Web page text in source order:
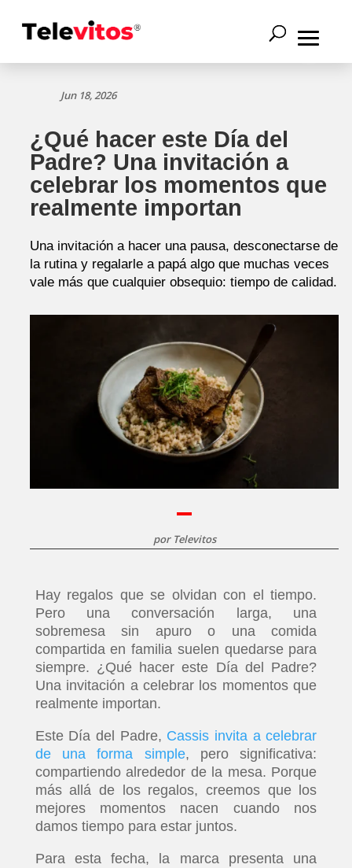
Jun 18, 2026
¿Qué hacer este Día del
Padre? Una invitación a
celebrar los momentos que
realmente importan
Una invitación a hacer una pausa, desconectarse de
la rutina y regalarle a papá algo que muchas veces
vale más que cualquier obsequio: tiempo de calidad.
por Televitos
Hay regalos que se olvidan con el tiempo.
Pero una conversación larga, una
sobremesa sin apuro o una comida
compartida en familia suelen quedarse para
siempre. ¿Qué hacer este Día del Padre?
Una invitación a celebrar los momentos que
realmente importan.
Este Día del Padre, Cassis invita a celebrar
de una forma simple, pero significativa:
compartiendo alrededor de la mesa. Porque
más allá de los regalos, creemos que los
mejores momentos nacen cuando nos
damos tiempo para estar juntos.
Para esta fecha, la marca presenta una